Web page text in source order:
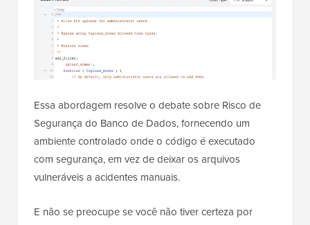
Essa abordagem resolve o debate sobre Risco de
Segurança do Banco de Dados, fornecendo um
ambiente controlado onde o código é executado
com segurança, em vez de deixar os arquivos
vulneráveis a acidentes manuais.
E não se preocupe se você não tiver certeza por